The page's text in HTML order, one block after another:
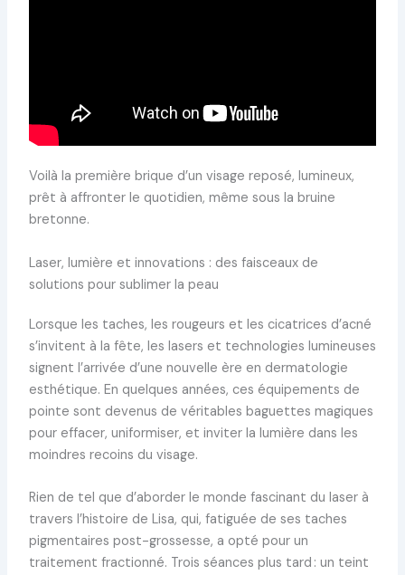
Voilà la première brique d’un visage reposé, lumineux,
prêt à affronter le quotidien, même sous la bruine
bretonne.
Laser, lumière et innovations : des faisceaux de
solutions pour sublimer la peau
Lorsque les taches, les rougeurs et les cicatrices d’acné
s’invitent à la fête, les lasers et technologies lumineuses
signent l’arrivée d’une nouvelle ère en dermatologie
esthétique. En quelques années, ces équipements de
pointe sont devenus de véritables baguettes magiques
pour effacer, uniformiser, et inviter la lumière dans les
moindres recoins du visage.
Rien de tel que d’aborder le monde fascinant du laser à
travers l’histoire de Lisa, qui, fatiguée de ses taches
pigmentaires post-grossesse, a opté pour un
traitement fractionné. Trois séances plus tard : un teint